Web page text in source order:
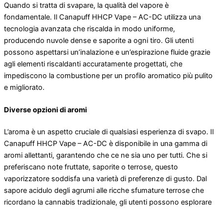
Quando si tratta di svapare, la qualità del vapore è
fondamentale. Il Canapuff HHCP Vape – AC-DC utilizza una
tecnologia avanzata che riscalda in modo uniforme,
producendo nuvole dense e saporite a ogni tiro. Gli utenti
possono aspettarsi un’inalazione e un’espirazione fluide grazie
agli elementi riscaldanti accuratamente progettati, che
impediscono la combustione per un profilo aromatico più pulito
e migliorato.
Diverse opzioni di aromi
L’aroma è un aspetto cruciale di qualsiasi esperienza di svapo. Il
Canapuff HHCP Vape – AC-DC è disponibile in una gamma di
aromi allettanti, garantendo che ce ne sia uno per tutti. Che si
preferiscano note fruttate, saporite o terrose, questo
vaporizzatore soddisfa una varietà di preferenze di gusto. Dal
sapore acidulo degli agrumi alle ricche sfumature terrose che
ricordano la cannabis tradizionale, gli utenti possono esplorare